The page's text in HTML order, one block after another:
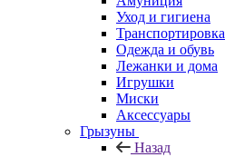
Уход и гигиена
Транспортировка
Одежда и обувь
Лежанки и дома
Игрушки
Миски
Аксессуары
Грызуны
Назад